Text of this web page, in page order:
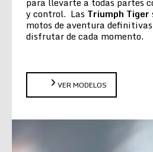
y control. Las Triumph Tiger
motos de aventura definitivas
disfrutar de cada momento.
VER MODELOS